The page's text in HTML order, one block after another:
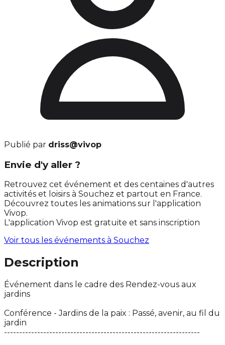
Publié par driss@vivop
Envie d'y aller ?
Retrouvez cet événement et des centaines d'autres
activités et loisirs à Souchez et partout en France.
Découvrez toutes les animations sur l'application
Vivop.
L'application Vivop est gratuite et sans inscription
Voir tous les événements à Souchez
Description
Événement dans le cadre des Rendez-vous aux
jardins
Conférence - Jardins de la paix : Passé, avenir, au fil du
jardin
-----------------------------------------------------------------